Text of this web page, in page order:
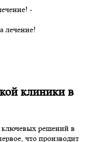
-
клиники в
решений в
что производит